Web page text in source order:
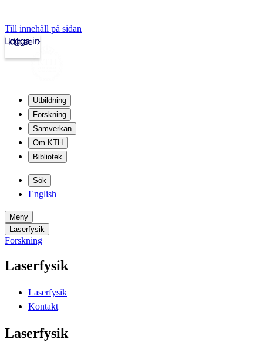
Till innehåll på sidan
kth.se
Logga in
Utbildning
Forskning
Samverkan
Om KTH
Bibliotek
Sök
English
Meny
Laserfysik
Forskning
Laserfysik
Laserfysik
Kontakt
Laserfysik